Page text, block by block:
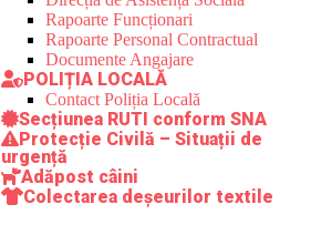
Rapoarte Funcționari
Rapoarte Personal Contractual
Documente Angajare
POLIȚIA LOCALĂ
Contact Poliția Locală
Secțiunea RUTI conform SNA
Protecție Civilă – Situații de
urgență
Adăpost câini
Colectarea deșeurilor textile